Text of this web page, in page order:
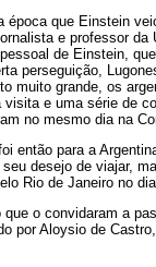
época que Einstein
e professor da
de Einstein,
perseguição,
muito grande, os
visita e uma série de
no mesmo dia na
então para a
seu desejo de viajar,
Rio de Janeiro no
que o convidaram a
por Aloysio de